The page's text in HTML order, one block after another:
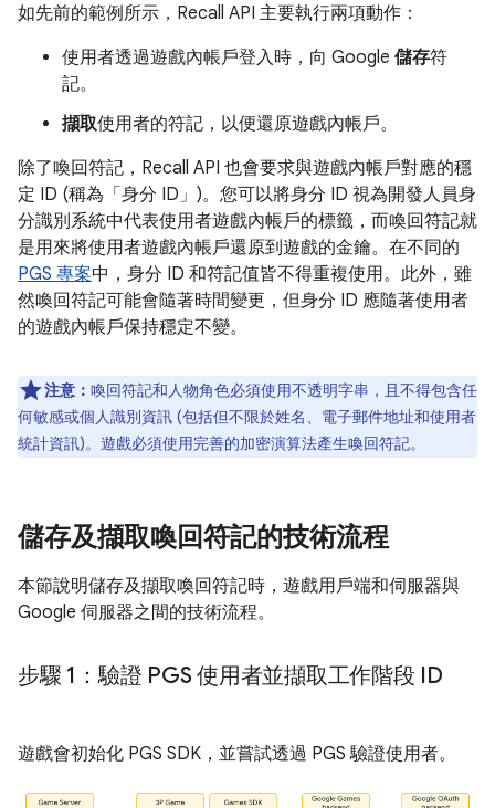
如先前的範例所示，Recall API 主要執行兩項動作：
使用者透過遊戲內帳戶登入時，向 Google 儲存符
記。
擷取使用者的符記，以便還原遊戲內帳戶。
除了喚回符記，Recall API 也會要求與遊戲內帳戶對應的穩
定 ID (稱為「身分 ID」 )。您可以將身分 ID 視為開發人員身
分識別系統中代表使用者遊戲內帳戶的標籤，而喚回符記就
是用來將使用者遊戲內帳戶還原到遊戲的金鑰。在不同的
PGS 專案中，身分 ID 和符記值皆不得重複使用。此外，雖
然喚回符記可能會隨著時間變更，但身分 ID 應隨著使用者
的遊戲內帳戶保持穩定不變。
注意： 喚回符記和人物角色必須使用不透明字串，且不得包含任
何敏感或個人識別資訊 (包括但不限於姓名、電子郵件地址和使用者
統計資訊)。遊戲必須使用完善的加密演算法產生喚回符記。
儲存及擷取喚回符記的技術流程
本節說明儲存及擷取喚回符記時，遊戲用戶端和伺服器與
Google 伺服器之間的技術流程。
步驟 1：驗證 PGS 使用者並擷取工作階段 ID
遊戲會初始化 PGS SDK，並嘗試透過 PGS 驗證使用者。